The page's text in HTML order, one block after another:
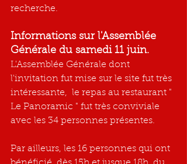
recherche.
Informations sur l'Assemblée
Générale du samedi 11 juin.
L'Assemblée Générale dont
l'invitation fut mise sur le site fut très
intéressante,  le repas au restaurant "
Le Panoramic " fut très conviviale
avec les 34 personnes présentes.
Par ailleurs, les 16 personnes qui ont